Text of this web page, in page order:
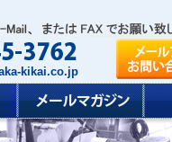
kikai.co.jp